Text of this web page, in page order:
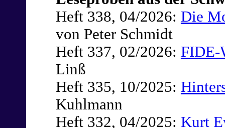
Heft 338, 04/2026: Die
von Peter Schmidt
Heft 337, 02/2026: FIDE-
Linß
Heft 335, 10/2025:
Kuhlmann
Heft 332, 04/2025: Kurt